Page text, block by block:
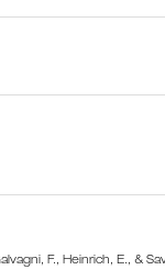
F., Heinrich, E., &